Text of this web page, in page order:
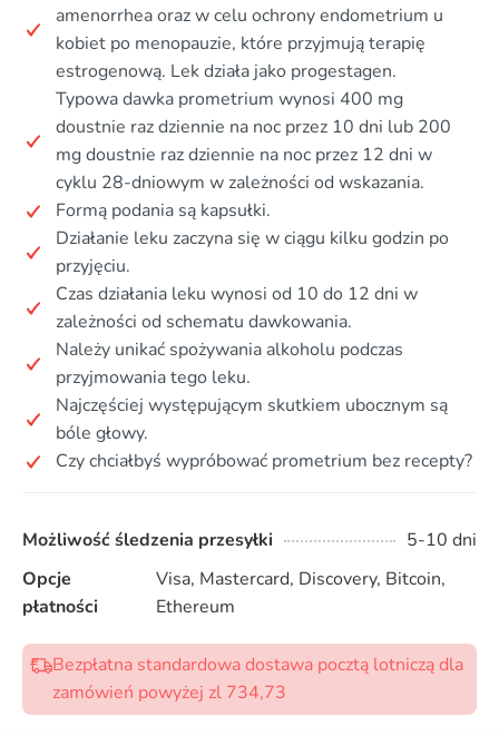
amenorrhea oraz w celu ochrony endometrium u
kobiet po menopauzie, które przyjmują terapię
estrogenową. Lek działa jako progestagen.
Typowa dawka prometrium wynosi 400 mg
doustnie raz dziennie na noc przez 10 dni lub 200
mg doustnie raz dziennie na noc przez 12 dni w
cyklu 28-dniowym w zależności od wskazania.
Formą podania są kapsułki.
Działanie leku zaczyna się w ciągu kilku godzin po
przyjęciu.
Czas działania leku wynosi od 10 do 12 dni w
zależności od schematu dawkowania.
Należy unikać spożywania alkoholu podczas
przyjmowania tego leku.
Najczęściej występującym skutkiem ubocznym są
bóle głowy.
Czy chciałbyś wypróbować prometrium bez recepty?
Możliwość śledzenia przesyłki
5-10 dni
Opcje
płatności
Visa, Mastercard, Discovery, Bitcoin,
Ethereum
Bezpłatna standardowa dostawa pocztą lotniczą dla
zamówień powyżej zl 734,73